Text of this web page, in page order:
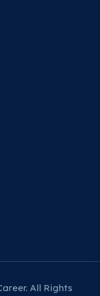
All Rights